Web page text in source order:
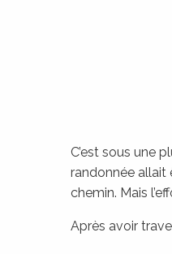
C’est sous une
randonnée allait
chemin. Mais
Après avoir